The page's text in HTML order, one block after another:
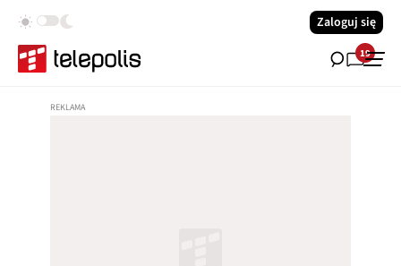
Zaloguj się
19